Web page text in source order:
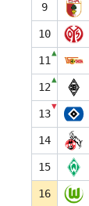
9
10
11
▲
12
▲
13
▼
14
15
16